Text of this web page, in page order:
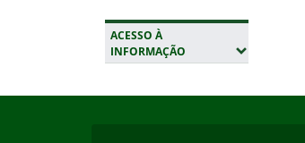
ACESSO À
INFORMAÇÃO (EXPANDIR SUBMENUS)